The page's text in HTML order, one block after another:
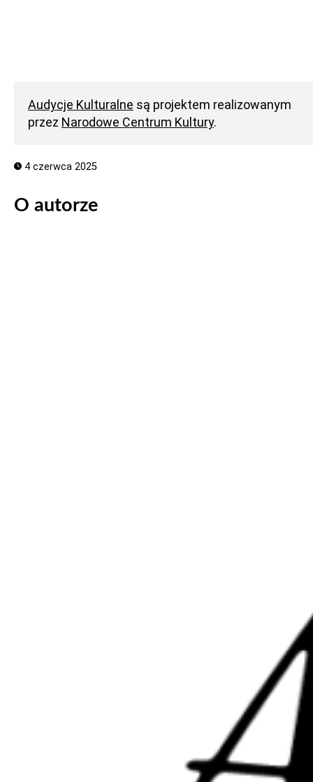
Audycje Kulturalne są projektem realizowanym
przez Narodowe Centrum Kultury.
4 czerwca 2025
O autorze